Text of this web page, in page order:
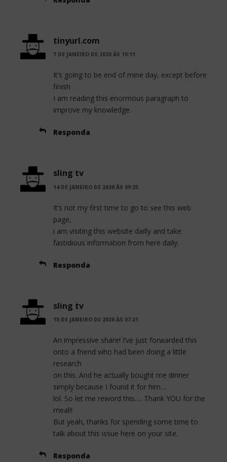
tinyurl.com
7 DE JANEIRO DE 2020 ÀS 10:11
It’s going to be end of mine day, except before
finish
I am reading this enormous paragraph to
improve my knowledge.
Responda
sling tv
14 DE JANEIRO DE 2020 ÀS 09:25
It’s not my first time to go to see this web
page,
i am visiting this website dailly and take
fastidious information from here daily.
Responda
sling tv
15 DE JANEIRO DE 2020 ÀS 07:21
An impressive share! I’ve just forwarded this
onto a friend who had been doing a little
research
on this. And he actually bought me dinner
simply because I found it for him…
lol. So let me reword this…. Thank YOU for the
meal!!
But yeah, thanks for spending some time to
talk about this issue here on your site.
Responda